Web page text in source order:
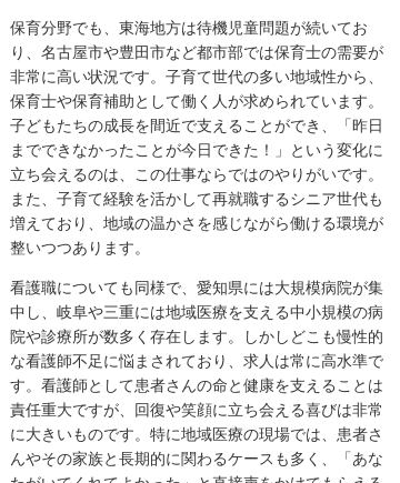
保育分野でも、東海地方は待機児童問題が続いてお
り、名古屋市や豊田市など都市部では保育士の需要が
非常に高い状況です。子育て世代の多い地域性から、
保育士や保育補助として働く人が求められています。
子どもたちの成長を間近で支えることができ、「昨日
までできなかったことが今日できた！」という変化に
立ち会えるのは、この仕事ならではのやりがいです。
また、子育て経験を活かして再就職するシニア世代も
増えており、地域の温かさを感じながら働ける環境が
整いつつあります。
看護職についても同様で、愛知県には大規模病院が集
中し、岐阜や三重には地域医療を支える中小規模の病
院や診療所が数多く存在します。しかしどこも慢性的
な看護師不足に悩まされており、求人は常に高水準で
す。看護師として患者さんの命と健康を支えることは
責任重大ですが、回復や笑顔に立ち会える喜びは非常
に大きいものです。特に地域医療の現場では、患者さ
んやその家族と長期的に関わるケースも多く、「あな